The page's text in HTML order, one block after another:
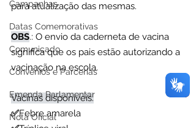
Campanhas
Datas Comemorativas
Comunicado
Convênios e Parcerias
Emenda Parlamentar
Nota Oficial
para atualização das mesmas.
OBS.: O envio da caderneta de vacina
significa que os pais estão autorizando a
vacinação na escola.
Vacinas disponíveis:
✅Febre amarela